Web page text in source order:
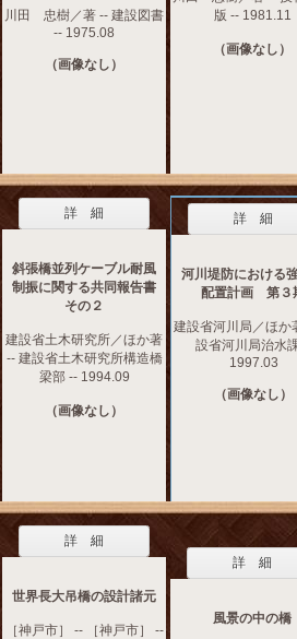
川田 忠樹／著 -- 建設図書
-- 1975.08
（画像なし）
版 -- 1981.11
（画像なし）
詳 細
斜張橋並列ケーブル耐風
制振に関する共同報告書
その２
建設省土木研究所／ほか著
-- 建設省土木研究所構造橋
梁部 -- 1994.09
（画像なし）
詳 細
河川堤防における
配置計画 第３
建設省河川局／ほか
設省河川局治水
1997.03
（画像なし）
詳 細
世界長大吊橋の設計諸元
［神戸市］ -- ［神戸市］ --
詳 細
風景の中の橋